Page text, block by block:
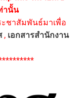
านั้น
ะชาสัมพันธ์มาเพื่อ
, เอกสารสำนักงาน